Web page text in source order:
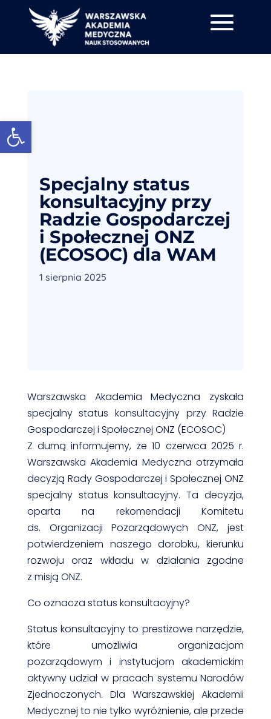
Specjalny status
konsultacyjny przy
Radzie Gospodarczej
i Społecznej ONZ
(ECOSOC) dla WAM
1 sierpnia 2025
Warszawska Akademia Medyczna zyskała
specjalny status konsultacyjny przy Radzie
Gospodarczej i Społecznej ONZ (ECOSOC)
Z dumą informujemy, że 10 czerwca 2025 r.
Warszawska Akademia Medyczna otrzymała
decyzją Rady Gospodarczej i Społecznej ONZ
specjalny status konsultacyjny. Ta decyzja,
oparta na rekomendacji Komitetu
ds. Organizacji Pozarządowych ONZ, jest
potwierdzeniem naszego dorobku, kierunku
rozwoju oraz wkładu w działania zgodne
z misją ONZ.
Co oznacza status konsultacyjny?
Status konsultacyjny to prestiżowe narzędzie,
które umożliwia organizacjom
pozarządowym i instytucjom akademickim
aktywny udział w pracach systemu Narodów
Zjednoczonych. Dla Warszawskiej Akademii
Medycznej to nie tylko wyróżnienie, ale przede
Otwórz pasek narzędzi